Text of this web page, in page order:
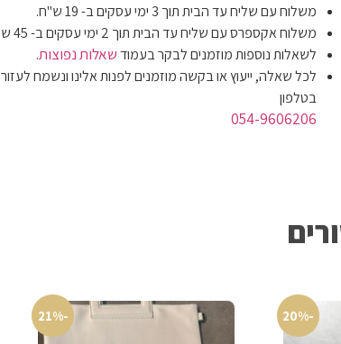
משלוח עם שליח עד הבית תוך 3 ימי עסקים ב- 19 ש"ח.
משלוח אקספרס עם שליח עד הבית תוך 2 ימי עסקים ב- 45 ש"ח.
לשאלות נוספות מוזמנים לבקר בעמודשאלות נפוצות.
לכל שאלה, ייעוץ או בקשה מוזמנים לפנות אלינו ונשמח לעזור
בטלפון
054-9606206
-20%
-21%